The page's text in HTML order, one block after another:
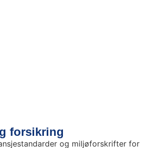
forsikring
og miljøforskrifter for